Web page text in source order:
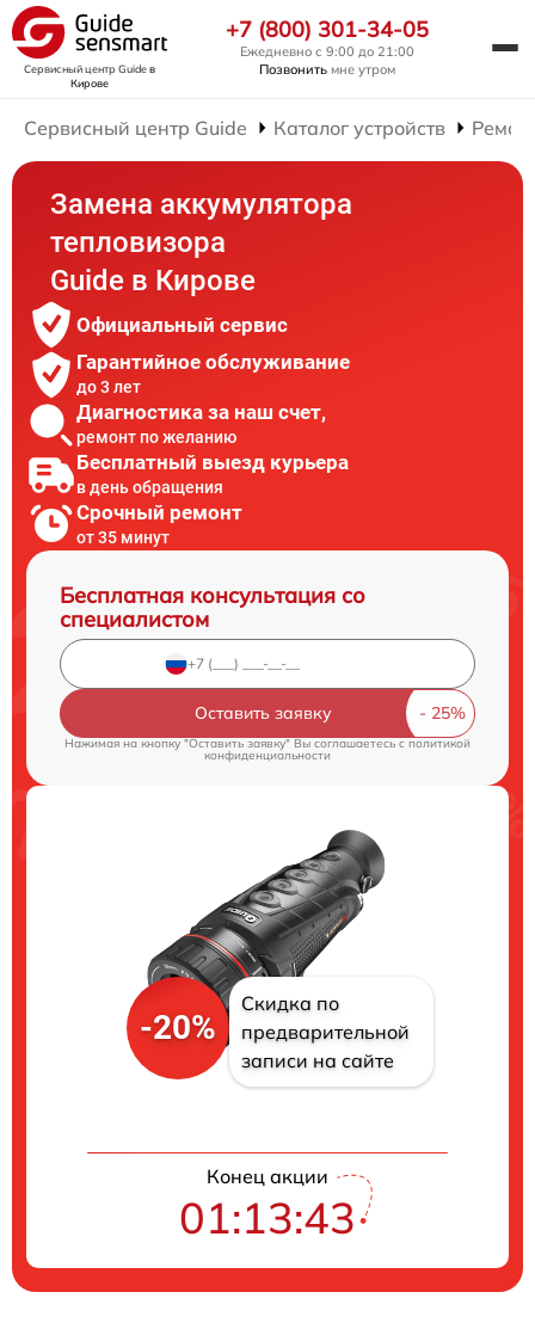
Сервисный центр Guideв
Кирове
+7 (800) 301-34-05
Ежедневно с 9:00 до 21:00
Позвонить мне утром
Сервисный центр Guide Каталог устройств
Замена аккумулятора
тепловизора
Guide в Кирове
Официальный сервис
Гарантийное обслуживание
до 3 лет
Диагностика за наш счет,
ремонт по желанию
Бесплатный выезд курьера
в день обращения
Срочный ремонт
от 35 минут
Бесплатная консультация со
специалистом
Оставить заявку
Нажимая на кнопку "Оставить заявку" Вы соглашаетесь cполитикой
конфиденциальности
-20%
Скидка по
предварительной
записи на сайте
Конец акции
01:13:42